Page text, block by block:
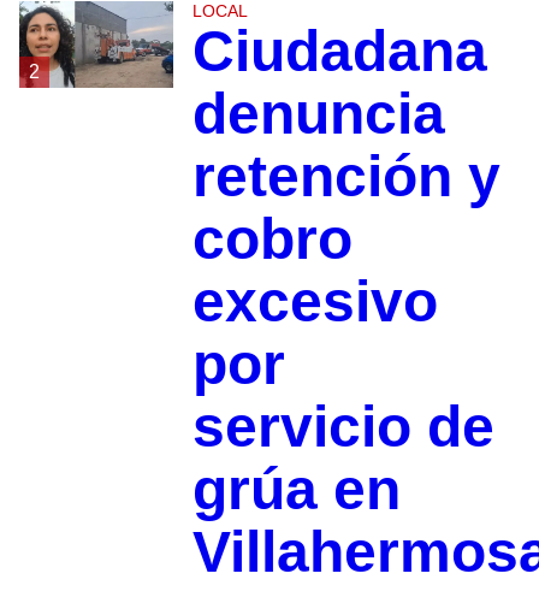
2
LOCAL
Ciudadana
denuncia
retención y
cobro
excesivo
por
servicio de
grúa en